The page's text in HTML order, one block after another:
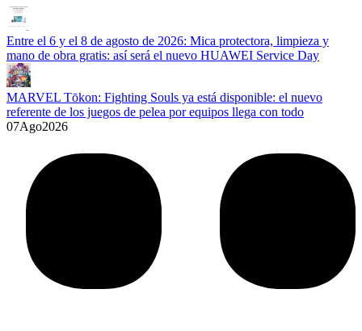
Entre el 6 y el 8 de agosto de 2026: Mica protectora, limpieza y
mano de obra gratis: así será el nuevo HUAWEI Service Day
MARVEL Tōkon: Fighting Souls ya está disponible: el nuevo
referente de los juegos de pelea por equipos llega con todo
07Ago2026